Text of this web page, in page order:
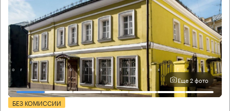
Еще 2 фото
БЕЗ КОМИССИИ